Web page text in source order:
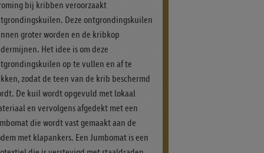
bij kribben veroorzaakt
Deze ontgrondingskuilen
groter worden en de kribkop
Het idee is om deze
op te vullen en af te
zodat de teen van de krib beschermd
De kuil wordt opgevuld met lokaal
en vervolgens afgedekt met een
die wordt vast gemaakt aan de
met klapankers. Een Jumbomat is een